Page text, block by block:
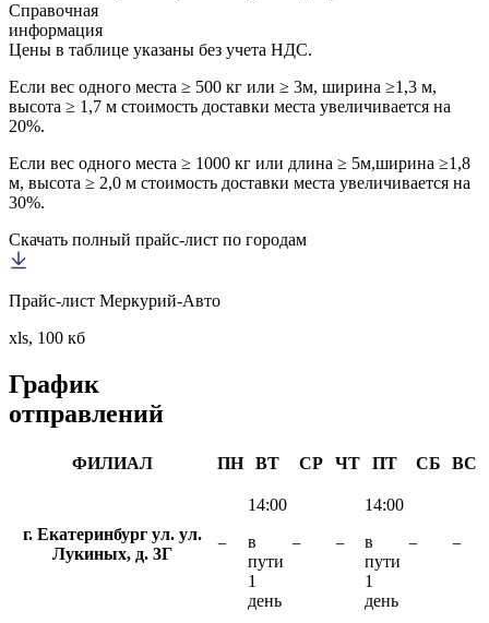
Справочная
информация
Цены в таблице указаны без учета НДС.
Если вес одного места ≥ 500 кг или ≥ 3м, ширина ≥1,3 м,
высота ≥ 1,7 м стоимость доставки места увеличивается на
20%.
Если вес одного места ≥ 1000 кг или длина ≥ 5м,ширина ≥1,8
м, высота ≥ 2,0 м стоимость доставки места увеличивается на
30%.
Скачать полный прайс-лист по городам
Прайс-лист Меркурий-Авто
xls, 100 кб
График
отправлений
ФИЛИАЛ ПН ВТ СР ЧТ ПТ СБ ВС
г. Екатеринбург ул. ул.
Лукиных, д. 3Г
−
14:00
в
пути
1
день
− −
14:00
в
пути
1
день
− −